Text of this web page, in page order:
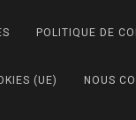
POLITIQUE DE
(UE) NOUS